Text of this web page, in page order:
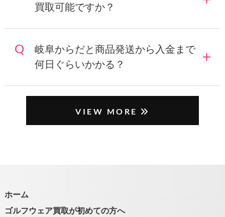
買取可能ですか？
岐阜からだと商品発送から入金まで
何日ぐらいかかる？
VIEW MORE
ホーム
ゴルフウェア買取が初めての方へ